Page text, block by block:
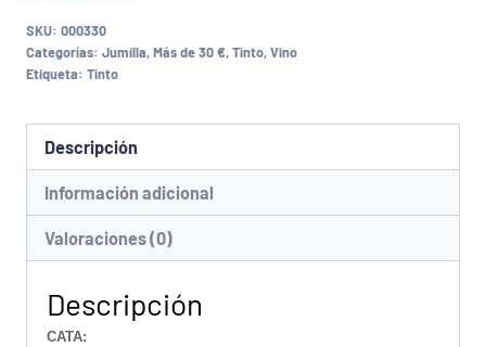
SKU: 000330
Categorías: Jumilla,Más de 30 €,Tinto,Vino
Etiqueta: Tinto
Descripción
Información adicional
Valoraciones (0)
Descripción
CATA: